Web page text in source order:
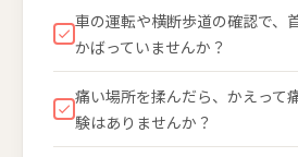
車の運転や横断歩道の確認で、
かばっていませんか？
痛い場所を揉んだら、かえって
験はありませんか？